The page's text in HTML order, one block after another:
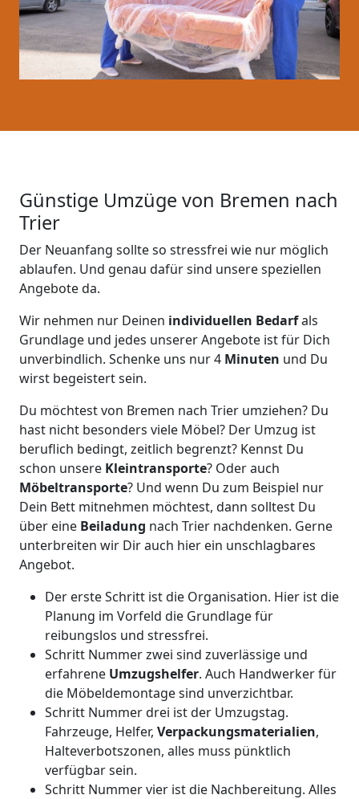
Günstige Umzüge von Bremen nach
Trier
Der Neuanfang sollte so stressfrei wie nur möglich
ablaufen. Und genau dafür sind unsere speziellen
Angebote da.
Wir nehmen nur Deinen individuellen Bedarfals
Grundlage und jedes unserer Angebote ist für Dich
unverbindlich. Schenke uns nur 4 Minuten und Du
wirst begeistert sein.
Du möchtest von Bremen nach Trier umziehen? Du
hast nicht besonders viele Möbel? Der Umzug ist
beruflich bedingt, zeitlich begrenzt? Kennst Du
schon unsere Kleintransporte? Oder auch
Möbeltransporte? Und wenn Du zum Beispiel nur
Dein Bett mitnehmen möchtest, dann solltest Du
über eine Beiladung nach Trier nachdenken. Gerne
unterbreiten wir Dir auch hier ein unschlagbares
Angebot.
Der erste Schritt ist die Organisation. Hier ist die
Planung im Vorfeld die Grundlage für
reibungslos und stressfrei.
Schritt Nummer zwei sind zuverlässige und
erfahrene Umzugshelfer. Auch Handwerker für
die Möbeldemontage sind unverzichtbar.
Schritt Nummer drei ist der Umzugstag.
Fahrzeuge, Helfer, Verpackungsmaterialien,
Halteverbotszonen, alles muss pünktlich
verfügbar sein.
Schritt Nummer vier ist die Nachbereitung. Alles